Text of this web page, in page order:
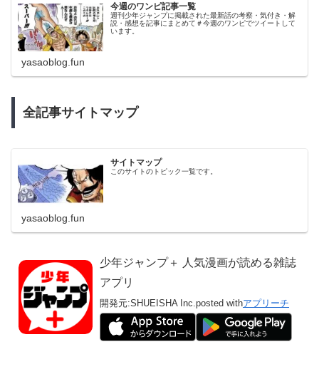
今週のワンピ記事一覧
週刊少年ジャンプに掲載された最新話の考察・気付き・解
説・感想を記事にまとめて＃今週のワンピでツイートして
います。
yasaoblog.fun
全記事サイトマップ
サイトマップ
このサイトのトピック一覧です。
yasaoblog.fun
少年ジャンプ＋ 人気漫画が読める雑誌
アプリ
開発元:SHUEISHA Inc.posted withアプリーチ